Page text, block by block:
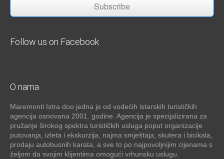
Subscribe
Follow us on Facebook
O nama
Maremonti Istra doo jedna je od vodećih istarskih turističkih
agencija osnovana 2001. godine. Agencija je specijalizirana za
pružanje širokog spektra turističkih usluga poput organizacije
putovanja, izleta i ekskurzija, najma smještaja, skutera i bicikala,
prodaju autobusnih karata, a sve to po najpovoljnijim cijenama s
željom da svojim klijentima omogući vrhunsku uslugu.